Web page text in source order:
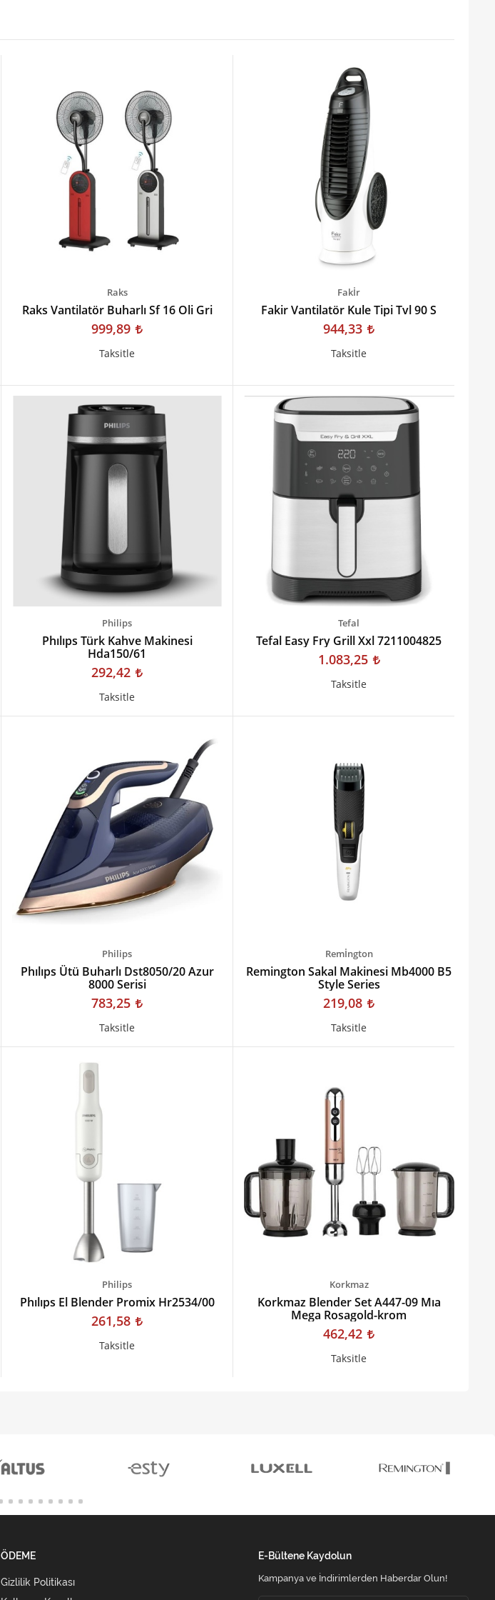
Raks
Raks Vantilatör Buharlı Sf 16 Oli Gri
999,89
Taksitle
Fakİr
Fakir Vantilatör Kule Tipi Tvl 90 S
944,33
Taksitle
Philips
Phılıps Türk Kahve Makinesi
Hda150/61
292,42
Taksitle
Tefal
Tefal Easy Fry Grill Xxl 7211004825
1.083,25
Taksitle
Philips
Phılıps Ütü Buharlı Dst8050/20 Azur
8000 Serisi
783,25
Taksitle
Remİngton
Remington Sakal Makinesi Mb4000 B5
Style Series
219,08
Taksitle
Philips
Phılıps El Blender Promix Hr2534/00
261,58
Taksitle
Korkmaz
Korkmaz Blender Set A447-09 Mıa
Mega Rosagold-krom
462,42
Taksitle
E-Bültene Kaydolun
Kampanya ve İndirimlerden Haberdar Olun!
ÖDEME
Gizlilik Politikası